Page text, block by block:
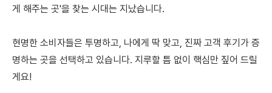
게 해주는 곳'을 찾는 시대는 지났습니다.
현명한 소비자들은 투명하고, 나에게 딱 맞고, 진짜 고객 후기가 증
명하는 곳을 선택하고 있습니다. 지루할 틈 없이 핵심만 짚어 드릴
게요!